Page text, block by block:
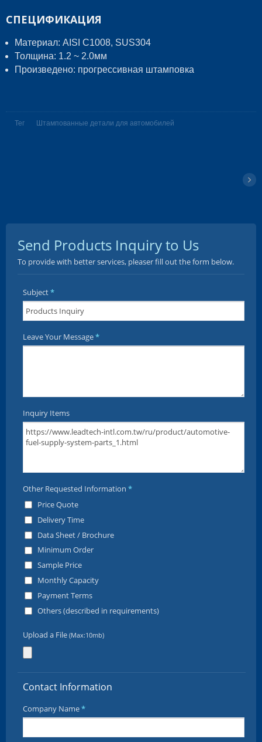
СПЕЦИФИКАЦИЯ
Материал: AISI C1008, SUS304
Толщина: 1.2 ~ 2.0мм
Произведено: прогрессивная штамповка
Тег Штампованные детали для автомобилей